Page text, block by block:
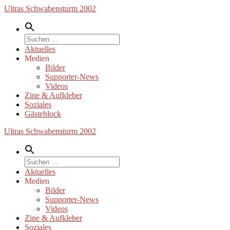
Zum
springen
Ultras Schwabensturm 2002
Suche
nach:
Aktuelles
Medien
Bilder
Supporter-News
Videos
Zine & Aufkleber
Soziales
Gästeblock
Ultras Schwabensturm 2002
Suche
nach:
Aktuelles
Medien
Bilder
Supporter-News
Videos
Zine & Aufkleber
Soziales